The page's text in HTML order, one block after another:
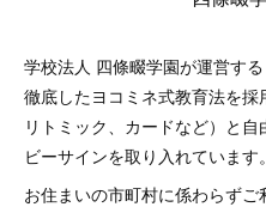
学校法人 四條畷学園が運営す
徹底したヨコミネ式教育法を採
リトミック、カードなど）と
ビーサインを取り入れています。
お住まいの市町村に係わらずご